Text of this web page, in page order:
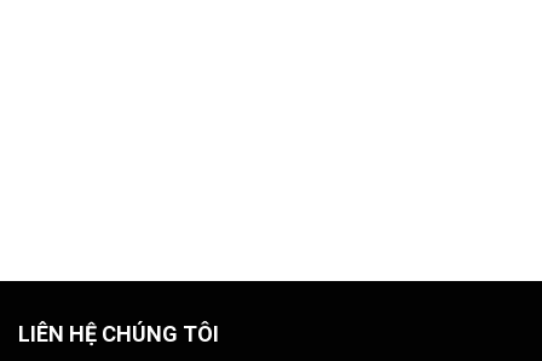
LIÊN HỆ CHÚNG TÔI